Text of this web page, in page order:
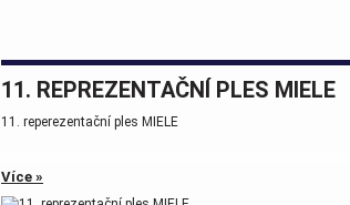
11. REPREZENTAČNÍ PLES MIELE
11. reperezentační ples MIELE
Více »